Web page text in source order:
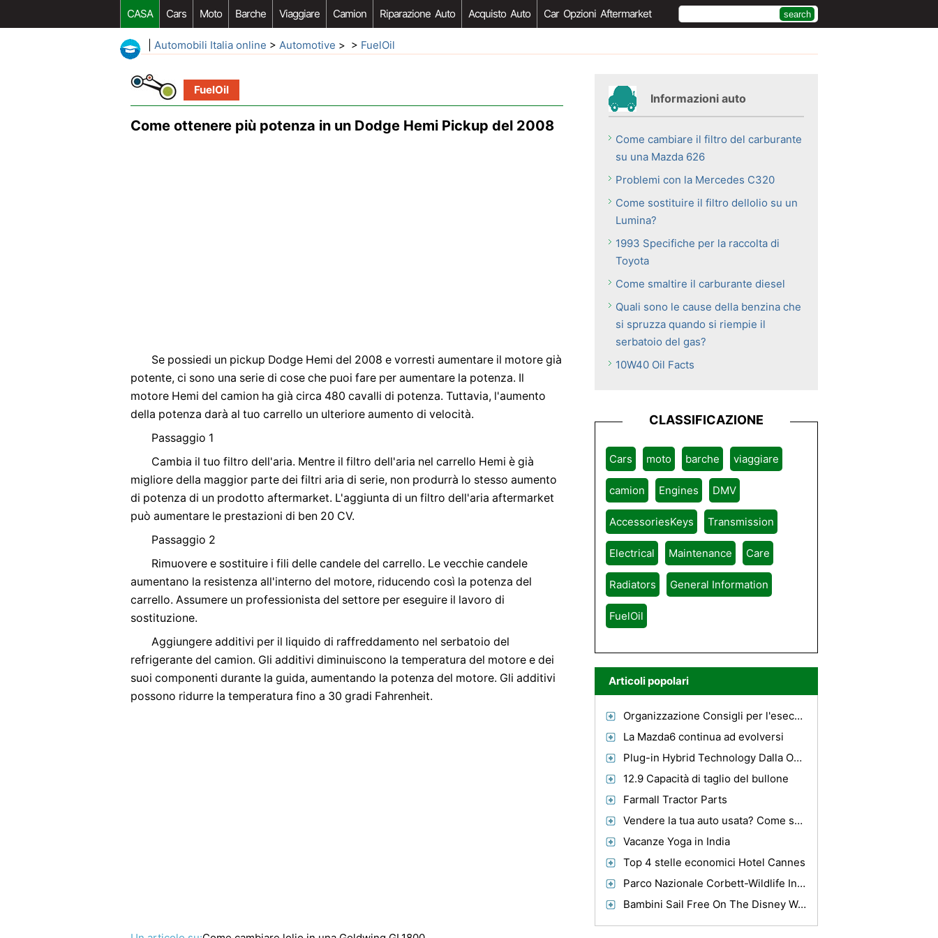
CASA Cars Moto Barche Viaggiare Camion Riparazione Auto Acquisto Auto Car Opzioni Aftermarket
Automobili Italia online > Automotive > > FuelOil
FuelOil
Come ottenere più potenza in un Dodge Hemi Pickup del 2008
Se possiedi un pickup Dodge Hemi del 2008 e vorresti aumentare il motore già
potente, ci sono una serie di cose che puoi fare per aumentare la potenza. Il
motore Hemi del camion ha già circa 480 cavalli di potenza. Tuttavia, l'aumento
della potenza darà al tuo carrello un ulteriore aumento di velocità.
Passaggio 1
Cambia il tuo filtro dell'aria. Mentre il filtro dell'aria nel carrello Hemi è già
migliore della maggior parte dei filtri aria di serie, non produrrà lo stesso aumento
di potenza di un prodotto aftermarket. L'aggiunta di un filtro dell'aria aftermarket
può aumentare le prestazioni di ben 20 CV.
Passaggio 2
Rimuovere e sostituire i fili delle candele del carrello. Le vecchie candele
aumentano la resistenza all'interno del motore, riducendo così la potenza del
carrello. Assumere un professionista del settore per eseguire il lavoro di
sostituzione.
Aggiungere additivi per il liquido di raffreddamento nel serbatoio del
refrigerante del camion. Gli additivi diminuiscono la temperatura del motore e dei
suoi componenti durante la guida, aumentando la potenza del motore. Gli additivi
possono ridurre la temperatura fino a 30 gradi Fahrenheit.
Informazioni auto
Come cambiare il filtro del carburante
su una Mazda 626
Problemi con la Mercedes C320
Come sostituire il filtro dellolio su un
Lumina?
1993 Specifiche per la raccolta di
Toyota
Come smaltire il carburante diesel
Quali sono le cause della benzina che
si spruzza quando si riempie il
serbatoio del gas?
10W40 Oil Facts
CLASSIFICAZIONE
Cars moto barche viaggiare
camion Engines DMV
AccessoriesKeys Transmission
Electrical Maintenance Care
Radiators General Information
FuelOil
Articoli popolari
Organizzazione Consigli per l'esecutivo per cellulare
La Mazda6 continua ad evolversi
Plug-in Hybrid Technology Dalla Odyne Corporation Presentato ai gestori di flotte
12.9 Capacità di taglio del bullone
Farmall Tractor Parts
Vendere la tua auto usata? Come scrivere un efficace annunci Listing
Vacanze Yoga in India
Top 4 stelle economici Hotel Cannes
Parco Nazionale Corbett-Wildlife In Corbett
Bambini Sail Free On The Disney Wonder (c) A Messico 2011